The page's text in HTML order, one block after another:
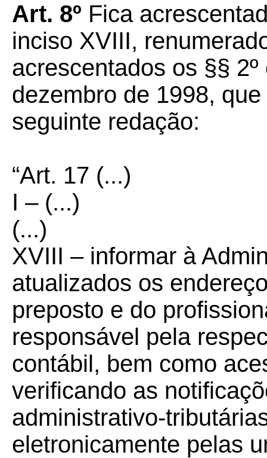
Art. 8º Fica
inciso XVIII,
acrescentados os §§
dezembro de 1998,
seguinte redação:
“Art. 17 (...)
I – (...)
(...)
XVIII – informar à
atualizados os
preposto e do
responsável pela
contábil, bem como
verificando as
administrativo-
eletronicamente pelas